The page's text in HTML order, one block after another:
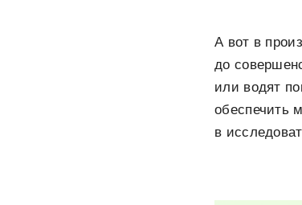
А вот в
до
или водят
обеспечить
в